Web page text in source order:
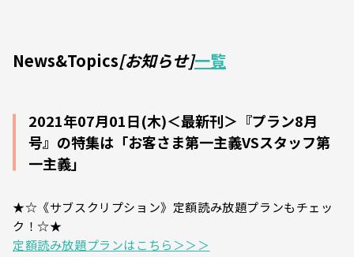
News&Topics[お知らせ]一覧
2021年07月01日(木)＜最新刊＞『プラン8月
号』の特集は「お客さま第一主義VSスタッフ第
一主義」
★☆《サブスクリプション》定額読み放題プランもチェッ
ク！☆★
定額読み放題プランはこちら＞＞＞